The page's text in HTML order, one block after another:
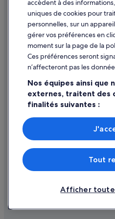
Directives de contenu et
Aide
Assistance
Modifier ou annuler votre réservation
Réserver un vol en utilisant un crédit
Documents de voyage internationaux
Expedia Inc. n'est pas responsable
© 2026 Expedia, Inc., une entreprise
réservés. Expedia et le logo
accèdent à des
uniques de cookies pour
personnelles, sur un
gérer vos préférences en
moment sur la page de la
Ces préférences seront
n’affecteront pas les
Nos équipes ainsi que
externes, traitent des
finalités suivantes :
Utiliser des données de
activement les
l’identification. Stocker et/ou
mesure de performance des
études d’audience et
Liste de nos partenaires
Afficher
Tout